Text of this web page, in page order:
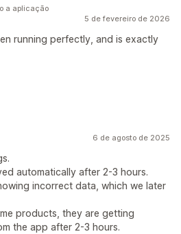
5 de fevereiro de 2026
running perfectly, and is exactly
a aplicação
6 de agosto de 2025
automatically after 2-3 hours.
incorrect data, which we later
products, they are getting
the app after 2-3 hours.